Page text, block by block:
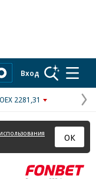
Вход
2281,31
ОК